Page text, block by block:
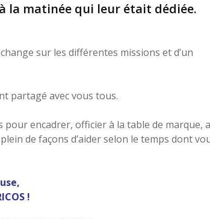
la matinée qui leur était dédiée.
sur les différentes missions et d’un
partagé avec vous tous.
encadrer, officier à la table de marque,
de façons d’aider selon le temps dont
!